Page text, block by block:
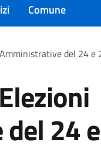
Comune
del 24 e
24